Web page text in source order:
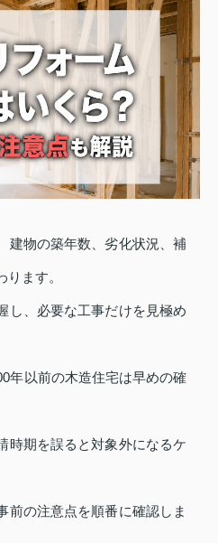
建物の築年数、劣化状況、補
ます。
し、必要な工事だけを見極め
年以前の木造住宅は早めの確
時期を誤ると対象外になるケ
前の注意点を順番に確認しま